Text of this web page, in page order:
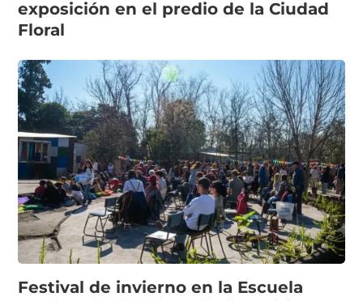
exposición en el predio de la Ciudad
Floral
Festival de invierno en la Escuela